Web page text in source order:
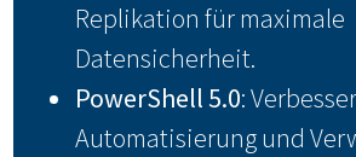
Replikation für maximale
Datensicherheit.
PowerShell 5.0:
Automatisierung und